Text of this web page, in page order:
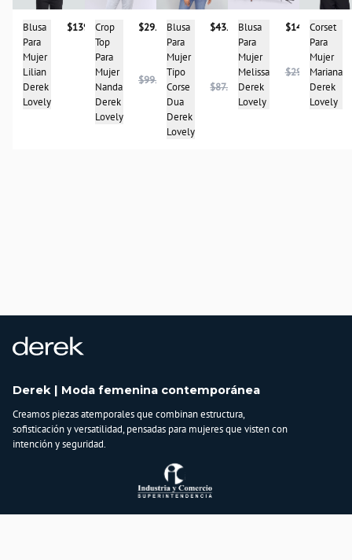
Blusa
Para
Mujer
Lilian
Derek
Lovely
$139.900
Crop
Top
Para
Mujer
Nanda
Derek
Lovely
$29.950
$99.950
Blusa
Para
Mujer
Tipo
Corse
Dua
Derek
Lovely
$43.950
$87.900
Blusa
Para
Mujer
Melissa
Derek
Lovely
$148.975
$297.950
Corset
Para
Mujer
Mariana
Derek
Lovely
Derek | Moda femenina contemporánea
Creamos piezas atemporales que combinan estructura,
sofisticación y versatilidad, pensadas para mujeres que visten con
intención y seguridad.